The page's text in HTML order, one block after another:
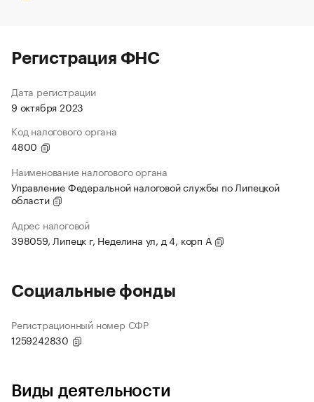
Регистрация ФНС
Дата регистрации
9 октября 2023
Код налогового органа
4800
Наименование налогового органа
Управление Федеральной налоговой службы по Липецкой
области
Адрес налоговой
398059, Липецк г, Неделина ул, д 4, корп А
Социальные фонды
Регистрационный номер СФР
1259242830
Виды деятельности